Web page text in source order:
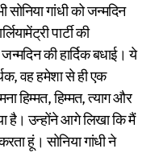
गांधी को जन्मदिन
पार्टी की
की हार्दिक बधाई। ये
वह हमेशा से ही एक
हिम्मत, हिम्मत, त्याग और
है। उन्होंने आगे लिखा कि मैं
हूं। सोनिया गांधी ने